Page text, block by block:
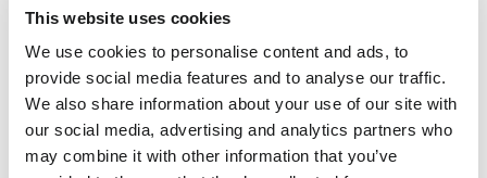
This website uses cookies
We use cookies to personalise content and ads, to
provide social media features and to analyse our traffic.
We also share information about your use of our site with
our social media, advertising and analytics partners who
may combine it with other information that you’ve
I'm 66 & have been using Directions for 15/16 years & Turquoise is
amazing colour.
2 Personen haben diese Bewertung hilfreich gefunden.
Fanden Sie diese Bewertung hilfreich? Ja Melden Teilen vor 4 Monaten